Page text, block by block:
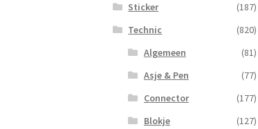
Sticker
(187)
Technic
(820)
Algemeen
(81)
Asje & Pen
(77)
Connector
(177)
Blokje
(127)